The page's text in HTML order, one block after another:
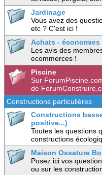
Jardinage
Vous avez des
etc ? C'est ici !
Achats -
Les avis des
ecommerces !
Piscine
Sur
de
Constructions particulières
Constructions
positive...)
Toutes les questions
constructions
Maison Ossature
Posez ici vos
ou sur les